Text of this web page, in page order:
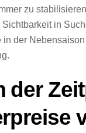
zu
in
in der
der